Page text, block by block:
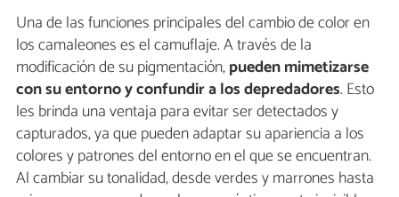
Una de las funciones principales del cambio de color en
los camaleones es el camuflaje. A través de la
modificación de su pigmentación,pueden mimetizarse
con su entorno y confundir a los depredadores. Esto
les brinda una ventaja para evitar ser detectados y
capturados, ya que pueden adaptar su apariencia a los
colores y patrones del entorno en el que se encuentran.
Al cambiar su tonalidad, desde verdes y marrones hasta